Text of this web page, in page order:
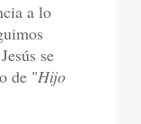
a lo
se
de "Hijo